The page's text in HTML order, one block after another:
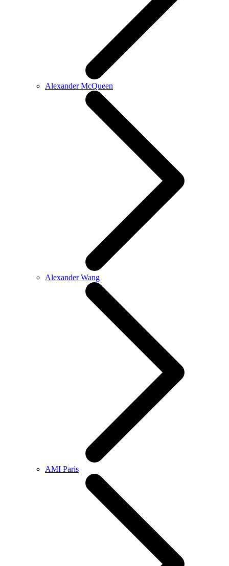
Alexander McQueen
Alexander Wang
AMI Paris